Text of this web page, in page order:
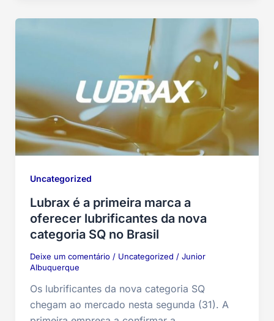
Uncategorized
Lubrax é a primeira marca a
oferecer lubrificantes da nova
categoria SQ no Brasil
Deixe um comentário / Uncategorized / Junior
Albuquerque
Os lubrificantes da nova categoria SQ
chegam ao mercado nesta segunda (31). A